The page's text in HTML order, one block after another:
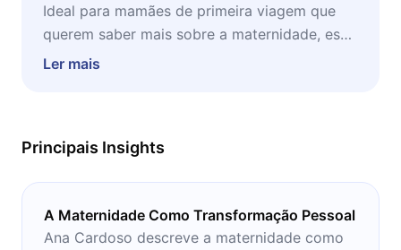
Ideal para mamães de primeira viagem que
querem saber mais sobre a maternidade, esse
microbook é recomendado para ser lido em
Ler mais
Principais Insights
A Maternidade Como Transformação Pessoal
Ana Cardoso descreve a maternidade como